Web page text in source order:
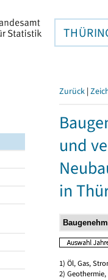
Zurück |
und
in
1) Öl, Gas,
2)